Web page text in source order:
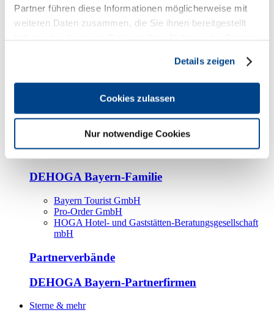
Partner führen diese Informationen möglicherweise mit
weiteren Daten zusammen, die Sie ihnen bereitgestellt
Details zeigen
Cookies zulassen
Nur notwendige Cookies
Kooperationspartner
Tourismusorganisationen
Bayern Tourismus Marketing GmbH
DEHOGA-Familie
Bundesverband
Fachverbände
DEHOGA Bayern-Familie
Bayern Tourist GmbH
Pro-Order GmbH
HOGA Hotel- und Gaststätten-Beratungsgesellschaft
mbH
Partnerverbände
DEHOGA Bayern-Partnerfirmen
Sterne & mehr